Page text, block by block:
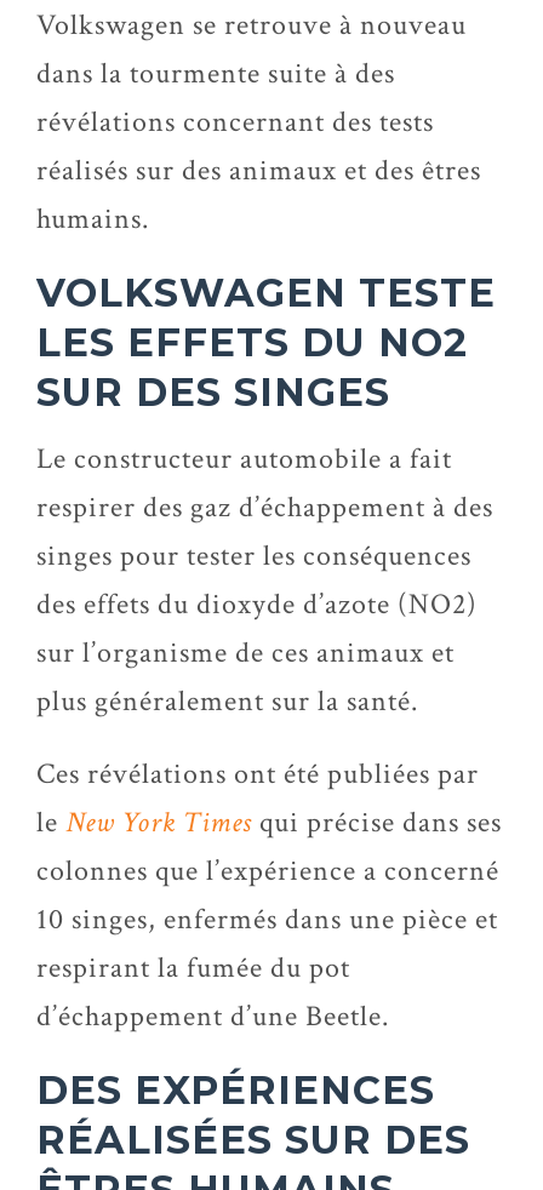
Volkswagen se retrouve à nouveau
dans la tourmente suite à des
révélations concernant des tests
réalisés sur des animaux et des êtres
humains.
VOLKSWAGEN TESTE
LES EFFETS DU NO2
SUR DES SINGES
Le constructeur automobile a fait
respirer des gaz d’échappement à des
singes pour tester les conséquences
des effets du dioxyde d’azote (NO2)
sur l’organisme de ces animaux et
plus généralement sur la santé.
Ces révélations ont été publiées par
le New York Times qui précise dans ses
colonnes que l’expérience a concerné
10 singes, enfermés dans une pièce et
respirant la fumée du pot
d’échappement d’une Beetle.
DES EXPÉRIENCES
RÉALISÉES SUR DES